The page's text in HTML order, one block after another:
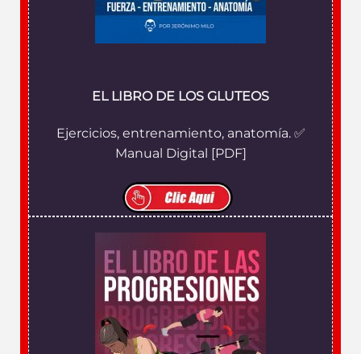
EL LIBRO DE LOS GLUTEOS
Ejercicios, entrenamiento, anatomía. ✅
Manual Digital [PDF]